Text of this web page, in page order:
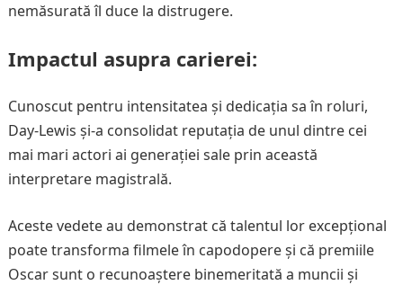
nemăsurată îl duce la distrugere.
Impactul asupra carierei:
Cunoscut pentru intensitatea și dedicația sa în roluri,
Day-Lewis și-a consolidat reputația de unul dintre cei
mai mari actori ai generației sale prin această
interpretare magistrală.
Aceste vedete au demonstrat că talentul lor excepțional
poate transforma filmele în capodopere și că premiile
Oscar sunt o recunoaștere binemeritată a muncii și